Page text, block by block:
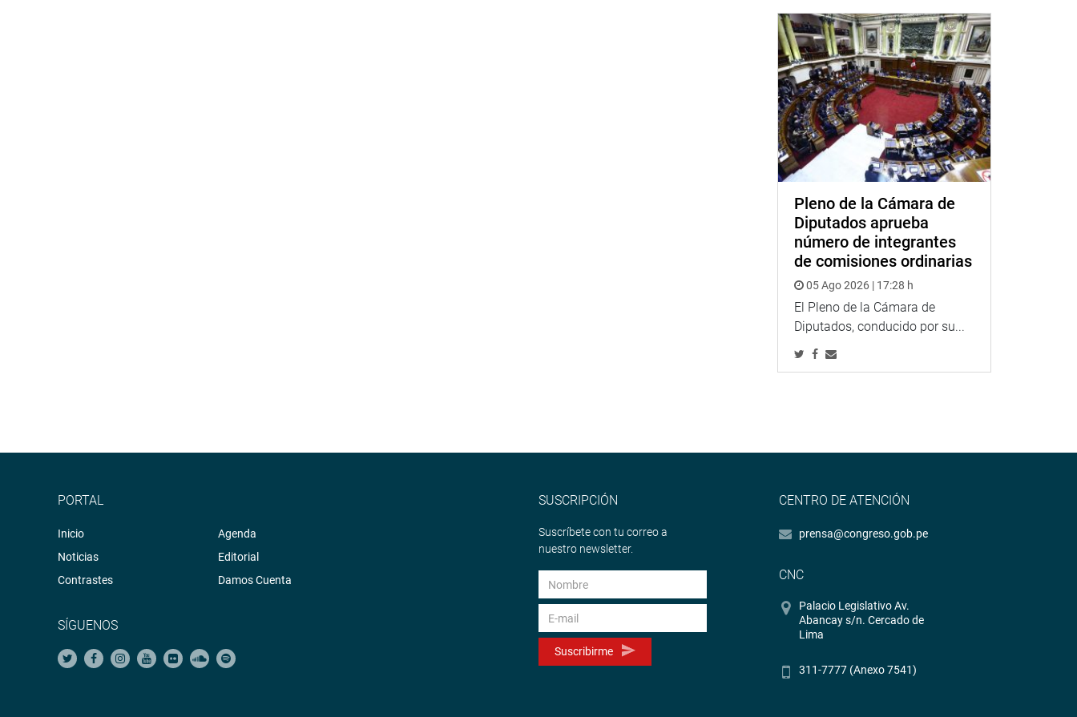
Pleno de la Cámara de
Diputados aprueba
número de integrantes
de comisiones ordinarias
05 Ago 2026 | 17:28 h
El Pleno de la Cámara de
Diputados, conducido por su...
PORTAL
Inicio
Noticias
Contrastes
Agenda
Editorial
Damos Cuenta
SÍGUENOS
SUSCRIPCIÓN
Suscríbete con tu correo a
nuestro newsletter.
Suscribirme
CENTRO DE ATENCIÓN
prensa@congreso.gob.pe
CNC
Palacio Legislativo Av.
Abancay s/n. Cercado de
Lima
311-7777 (Anexo 7541)